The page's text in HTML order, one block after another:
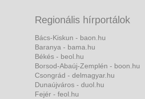
Regionális hírportálok
Bács-Kiskun - baon.hu
Baranya - bama.hu
Békés - beol.hu
Borsod-Abaúj-Zemplén - boon.hu
Csongrád - delmagyar.hu
Dunaújváros - duol.hu
Fejér - feol.hu